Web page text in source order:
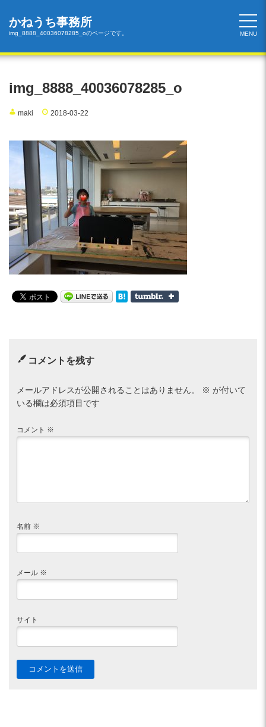
ツ
かねうち事務所
img_8888_40036078285_oのページです。 MENU
img_8888_40036078285_o
maki 2018-03-22
コメントを残す
メールアドレスが公開されることはありません。 ※ が付いて
いる欄は必須項目です
コメント ※
名前 ※
メール ※
サイト